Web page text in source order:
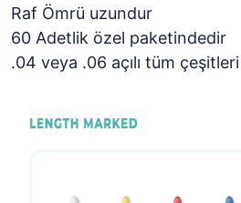
Raf Ömrü uzundur
60 Adetlik özel paketindedir
.04 veya .06 açılı tüm